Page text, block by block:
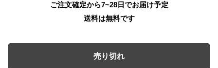
ご注文確定から7~28日でお届け予定
送料は無料です
売り切れ